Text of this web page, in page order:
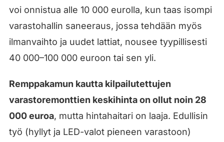
voi onnistua alle 10 000 eurolla, kun taas isompi
varastohallin saneeraus, jossa tehdään myös
ilmanvaihto ja uudet lattiat, nousee tyypillisesti
40 000–100 000 euroon tai sen yli.
Remppakamun kautta kilpailutettujen
varastoremonttien keskihinta on ollut noin 28
000 euroa, mutta hintahaitari on laaja. Edullisin
työ (hyllyt ja LED-valot pieneen varastoon)